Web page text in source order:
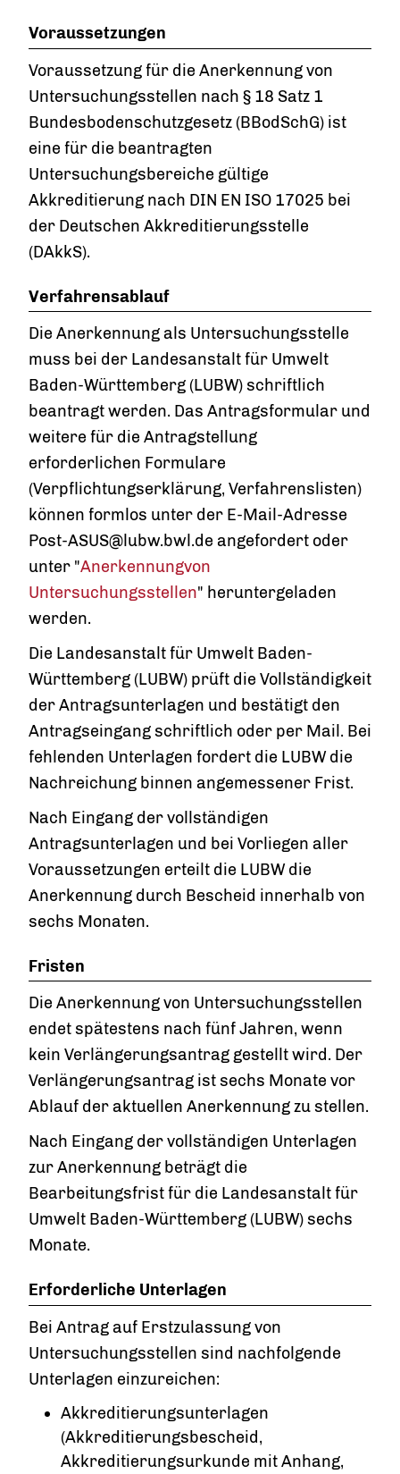
Voraussetzungen
Voraussetzung für die Anerkennung von
Untersuchungsstellen nach § 18 Satz 1
Bundesbodenschutzgesetz (BBodSchG) ist
eine für die beantragten
Untersuchungsbereiche gültige
Akkreditierung nach DIN EN ISO 17025 bei
der Deutschen Akkreditierungsstelle
(DAkkS).
Verfahrensablauf
Die Anerkennung als Untersuchungsstelle
muss bei der Landesanstalt für Umwelt
Baden-Württemberg (LUBW) schriftlich
beantragt werden. Das Antragsformular und
weitere für die Antragstellung
erforderlichen Formulare
(Verpflichtungserklärung, Verfahrenslisten)
können formlos unter der E-Mail-Adresse
Post-ASUS@lubw.bwl.de angefordert oder
unter "Anerkennungvon
Untersuchungsstellen" heruntergeladen
werden.
Die Landesanstalt für Umwelt Baden-
Württemberg (LUBW) prüft die Vollständigkeit
der Antragsunterlagen und bestätigt den
Antragseingang schriftlich oder per Mail. Bei
fehlenden Unterlagen fordert die LUBW die
Nachreichung binnen angemessener Frist.
Nach Eingang der vollständigen
Antragsunterlagen und bei Vorliegen aller
Voraussetzungen erteilt die LUBW die
Anerkennung durch Bescheid innerhalb von
sechs Monaten.
Fristen
Die Anerkennung von Untersuchungsstellen
endet spätestens nach fünf Jahren, wenn
kein Verlängerungsantrag gestellt wird. Der
Verlängerungsantrag ist sechs Monate vor
Ablauf der aktuellen Anerkennung zu stellen.
Nach Eingang der vollständigen Unterlagen
zur Anerkennung beträgt die
Bearbeitungsfrist für die Landesanstalt für
Umwelt Baden-Württemberg (LUBW) sechs
Monate.
Erforderliche Unterlagen
Bei Antrag auf Erstzulassung von
Untersuchungsstellen sind nachfolgende
Unterlagen einzureichen:
Akkreditierungsunterlagen
(Akkreditierungsbescheid,
Akkreditierungsurkunde mit Anhang,